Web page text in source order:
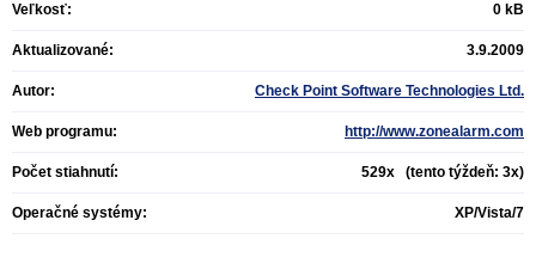
Veľkosť: 0 kB
Aktualizované: 3.9.2009
Autor: Check Point Software Technologies Ltd.
Web programu: http://www.zonealarm.com
Počet stiahnutí: 529x (tento týždeň: 3x)
Operačné systémy: XP/Vista/7